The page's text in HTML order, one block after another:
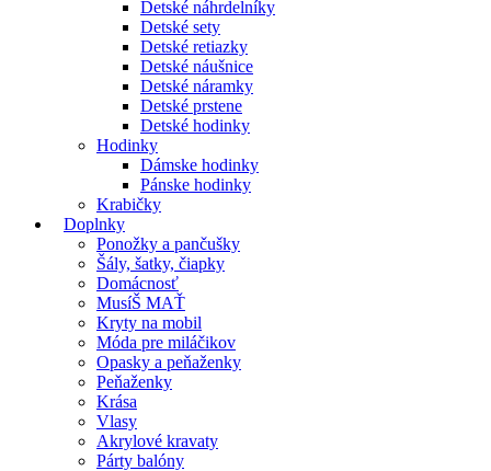
Detské náhrdelníky
Detské sety
Detské retiazky
Detské náušnice
Detské náramky
Detské prstene
Detské hodinky
Hodinky
Dámske hodinky
Pánske hodinky
Krabičky
Doplnky
Ponožky a pančušky
Šály, šatky, čiapky
Domácnosť
MusíŠ MAŤ
Kryty na mobil
Móda pre miláčikov
Opasky a peňaženky
Peňaženky
Krása
Vlasy
Akrylové kravaty
Párty balóny